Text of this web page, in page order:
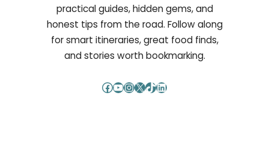
practical guides, hidden gems, and
honest tips from the road. Follow along
for smart itineraries, great food finds,
and stories worth bookmarking.
Facebook YouTube InstagramX TikTok LinkedIn